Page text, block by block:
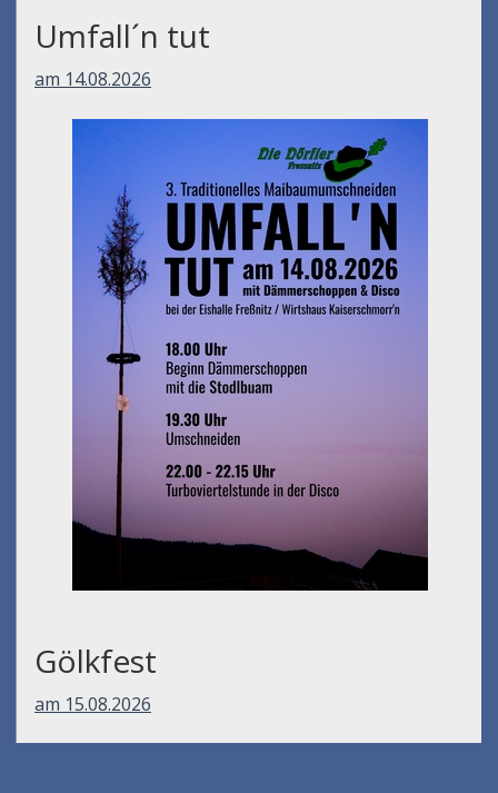
Umfall´n tut
am 14.08.2026
Gölkfest
am 15.08.2026